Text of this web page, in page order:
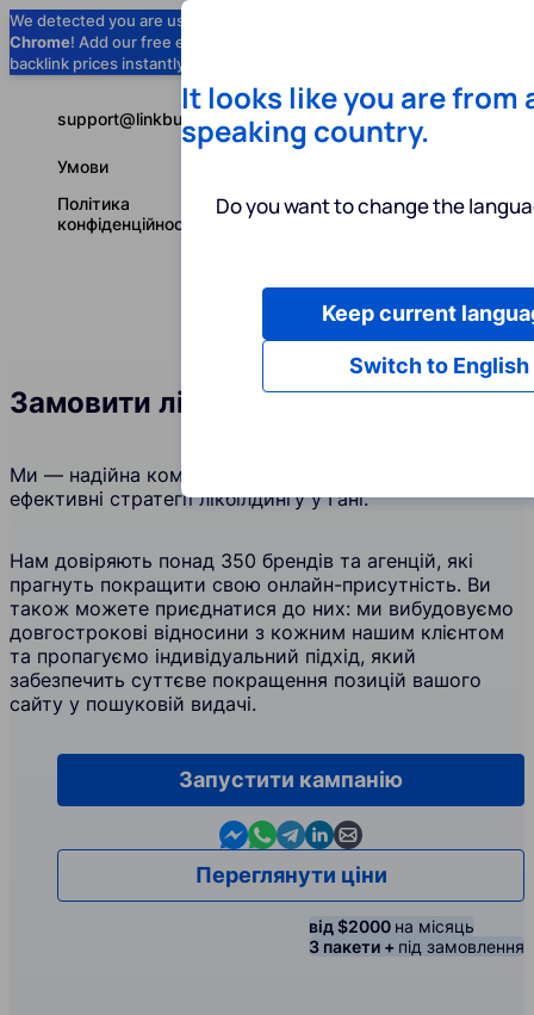
We detected you are using
Chrome! Add our free extension to check
backlink prices instantly as you browse.
Послуги
Українська
support@linkbuilder.com
Умови
Політика
конфіденційності
Замовити лінкбілдинг у Гані
Ми — надійна компанія, яка створює та підтримує
ефективні стратегії лікбілдингу у Гані.
Нам довіряють понад 350 брендів та агенцій, які
прагнуть покращити свою онлайн-присутність. Ви
також можете приєднатися до них: ми вибудовуємо
довгострокові відносини з кожним нашим клієнтом
та пропагуємо індивідуальний підхід, який
забезпечить суттєве покращення позицій вашого
сайту у пошуковій видачі.
Запустити кампанію
Contact us in Messenger
Contact us in WhatsApp
Contact us in Telegram
Contact us in Linkedin
Contact us by email
Переглянути ціни
від $2000 на місяць
3 пакети + під замовлення
It looks like you are from
speaking country.
Do you want to change the
Switch to English
Keep current